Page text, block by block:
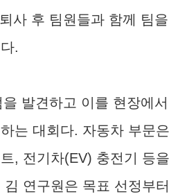
사 후 팀원들과 함께 팀을
.
발견하고 이를 현장에서
는 대회다. 자동차 부문은
, 전기차(EV) 충전기 등을
연구원은 목표 선정부터